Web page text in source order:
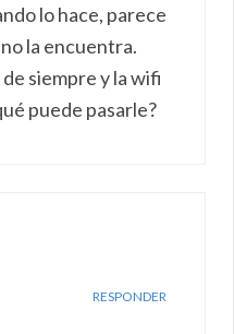
lo hace, parece
la encuentra.
siempre y la wifi
puede pasarle?
RESPONDER